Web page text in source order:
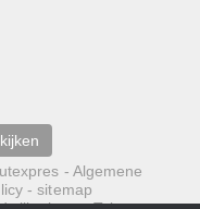
- Algemene
-sitemap